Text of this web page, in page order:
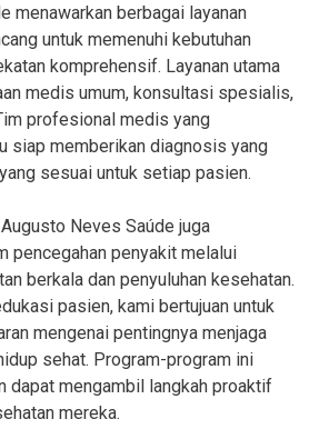
menawarkan berbagai layanan
untuk memenuhi kebutuhan
komprehensif. Layanan utama
medis umum, konsultasi spesialis,
profesional medis yang
siap memberikan diagnosis yang
sesuai untuk setiap pasien.
Neves Saúde juga
pencegahan penyakit melalui
berkala dan penyuluhan kesehatan.
pasien, kami bertujuan untuk
mengenai pentingnya menjaga
sehat. Program-program ini
dapat mengambil langkah proaktif
mereka.